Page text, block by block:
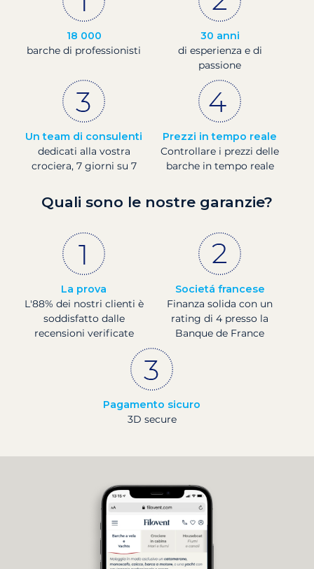
18 000
barche di professionisti
30 anni
di esperienza e di
passione
Un team di consulenti
dedicati alla vostra
crociera, 7 giorni su 7
Prezzi in tempo reale
Controllare i prezzi delle
barche in tempo reale
Quali sono le nostre garanzie?
La prova
L'88% dei nostri clienti è
soddisfatto dalle
recensioni verificate
Societá francese
Finanza solida con un
rating di 4 presso la
Banque de France
Pagamento sicuro
3D secure